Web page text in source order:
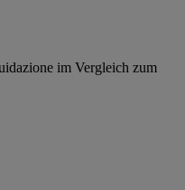
im Vergleich zum